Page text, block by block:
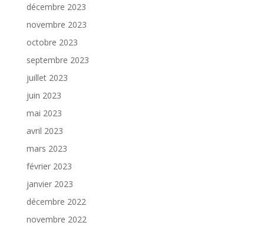
décembre 2023
novembre 2023
octobre 2023
septembre 2023
juillet 2023
juin 2023
mai 2023
avril 2023
mars 2023
février 2023
janvier 2023
décembre 2022
novembre 2022